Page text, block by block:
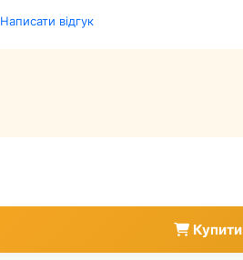
Написати відгук
Купити